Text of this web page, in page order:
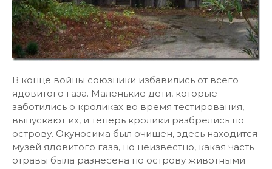
В конце войны союзники избавились от всего
ядовитого газа. Маленькие дети, которые
заботились о кроликах во время тестирования,
выпускают их, и теперь кролики разбрелись по
острову. Окуносима был очищен, здесь находится
музей ядовитого газа, но неизвестно, какая часть
отравы была разнесена по острову животными